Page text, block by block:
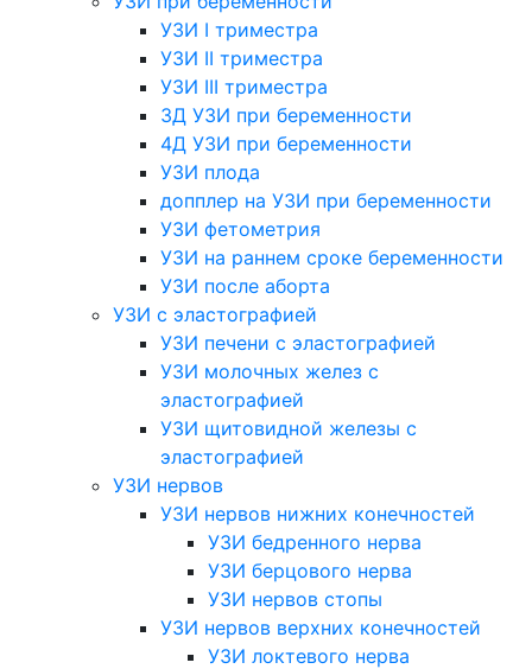
УЗИ I триместра
УЗИ II триместра
УЗИ III триместра
3Д УЗИ при беременности
4Д УЗИ при беременности
УЗИ плода
допплер на УЗИ при беременности
УЗИ фетометрия
УЗИ на раннем сроке беременности
УЗИ после аборта
УЗИ с эластографией
УЗИ печени с эластографией
УЗИ молочных желез с
эластографией
УЗИ щитовидной железы с
эластографией
УЗИ нервов
УЗИ нервов нижних конечностей
УЗИ бедренного нерва
УЗИ берцового нерва
УЗИ нервов стопы
УЗИ нервов верхних конечностей
УЗИ локтевого нерва